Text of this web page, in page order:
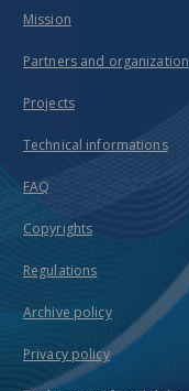
Mission
Partners and organization
Projects
Technical informations
FAQ
Copyrights
Regulations
Archive policy
Privacy policy